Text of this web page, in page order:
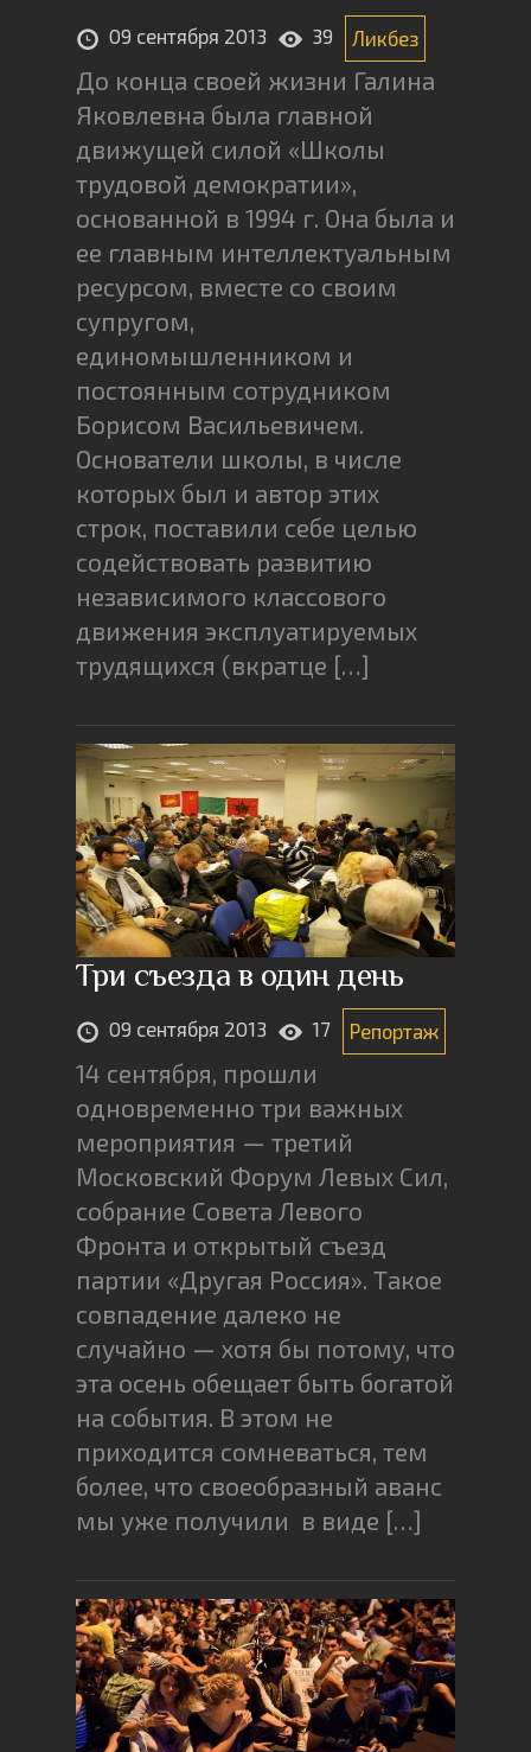
09 сентября 2013 39 Ликбез
До конца своей жизни Галина
Яковлевна была главной
движущей силой «Школы
трудовой демократии»,
основанной в 1994 г. Она была и
ее главным интеллектуальным
ресурсом, вместе со своим
супругом,
единомышленником и
постоянным сотрудником
Борисом Васильевичем.
Основатели школы, в числе
которых был и автор этих
строк, поставили себе целью
содействовать развитию
независимого классового
движения эксплуатируемых
трудящихся (вкратце […]
Три съезда в один день
09 сентября 2013 17 Репортаж
14 сентября, прошли
одновременно три важных
мероприятия — третий
Московский Форум Левых Сил,
собрание Совета Левого
Фронта и открытый съезд
партии «Другая Россия». Такое
совпадение далеко не
случайно — хотя бы потому, что
эта осень обещает быть богатой
на события. В этом не
приходится сомневаться, тем
более, что своеобразный аванс
мы уже получили в виде […]